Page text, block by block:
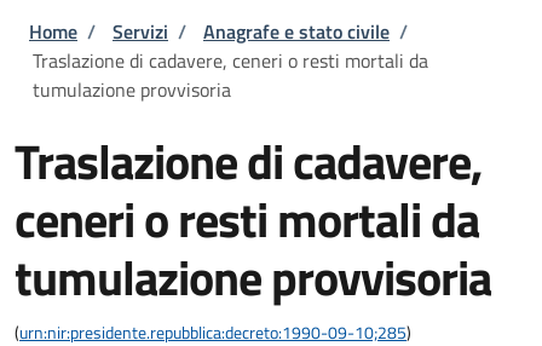
Briciole di pane
Home / Servizi / Anagrafe e stato civile /
Traslazione di cadavere, ceneri o resti mortali da
tumulazione provvisoria
Traslazione di cadavere,
ceneri o resti mortali da
tumulazione provvisoria
(urn:nir:presidente.repubblica:decreto:1990-09-10;285)